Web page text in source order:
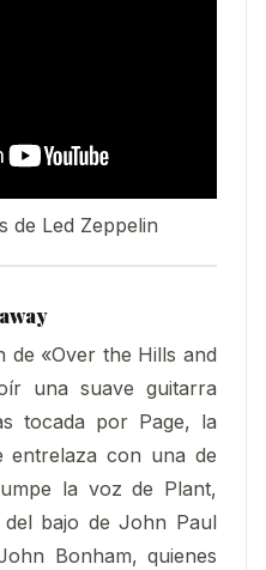
de Led Zeppelin
de «Over the Hills and
una suave guitarra
tocada por Page, la
entrelaza con una de
la voz de Plant,
bajo de John Paul
Bonham, quienes